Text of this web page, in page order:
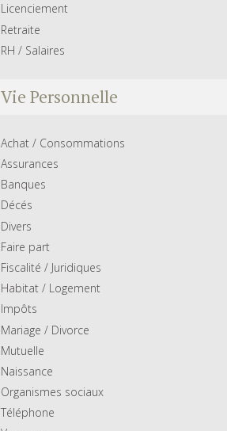
Licenciement
Retraite
RH / Salaires
Vie Personnelle
Achat / Consommations
Assurances
Banques
Décés
Divers
Faire part
Fiscalité / Juridiques
Habitat / Logement
Impôts
Mariage / Divorce
Mutuelle
Naissance
Organismes sociaux
Téléphone